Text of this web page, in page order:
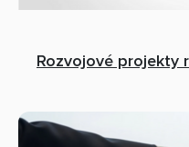
Rozvojové projekty